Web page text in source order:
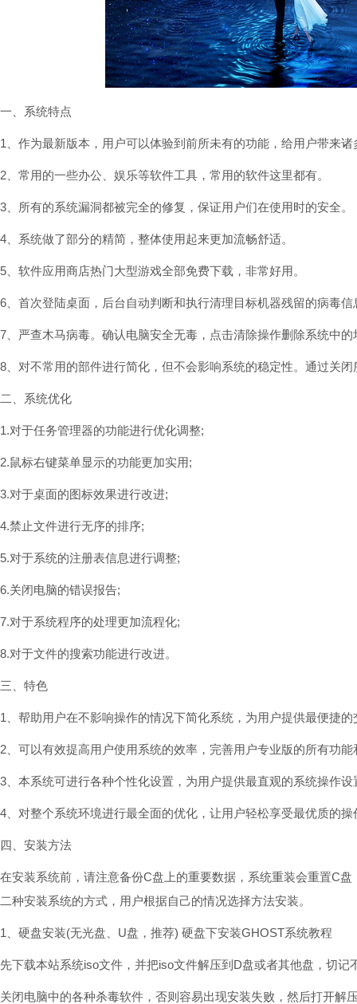
一、系统特点
1、作为最新版本，用户可以体验到前所未有的功能，给用户带来诸
2、常用的一些办公、娱乐等软件工具，常用的软件这里都有。
3、所有的系统漏洞都被完全的修复，保证用户们在使用时的安全。
4、系统做了部分的精简，整体使用起来更加流畅舒适。
5、软件应用商店热门大型游戏全部免费下载，非常好用。
6、首次登陆桌面，后台自动判断和执行清理目标机器残留的病毒
7、严查木马病毒。确认电脑安全无毒，点击清除操作删除系统中的
8、对不常用的部件进行简化，但不会影响系统的稳定性。通过关
二、系统优化
1.对于任务管理器的功能进行优化调整;
2.鼠标右键菜单显示的功能更加实用;
3.对于桌面的图标效果进行改进;
4.禁止文件进行无序的排序;
5.对于系统的注册表信息进行调整;
6.关闭电脑的错误报告;
7.对于系统程序的处理更加流程化;
8.对于文件的搜索功能进行改进。
三、特色
1、帮助用户在不影响操作的情况下简化系统，为用户提供最便捷的
2、可以有效提高用户使用系统的效率，完善用户专业版的所有功能
3、本系统可进行各种个性化设置，为用户提供最直观的系统操作设
4、对整个系统环境进行最全面的优化，让用户轻松享受最优质的操
四、安装方法
在安装系统前，请注意备份C盘上的重要数据，系统重装会重置C
二种安装系统的方式，用户根据自己的情况选择方法安装。
1、硬盘安装(无光盘、U盘，推荐) 硬盘下安装GHOST系统教程
先下载本站系统iso文件，并把iso文件解压到D盘或者其他盘，切
关闭电脑中的各种杀毒软件，否则容易出现安装失败，然后打开解